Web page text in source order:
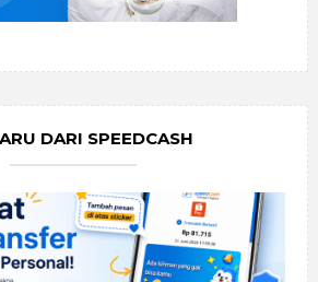
DARI SPEEDCASH